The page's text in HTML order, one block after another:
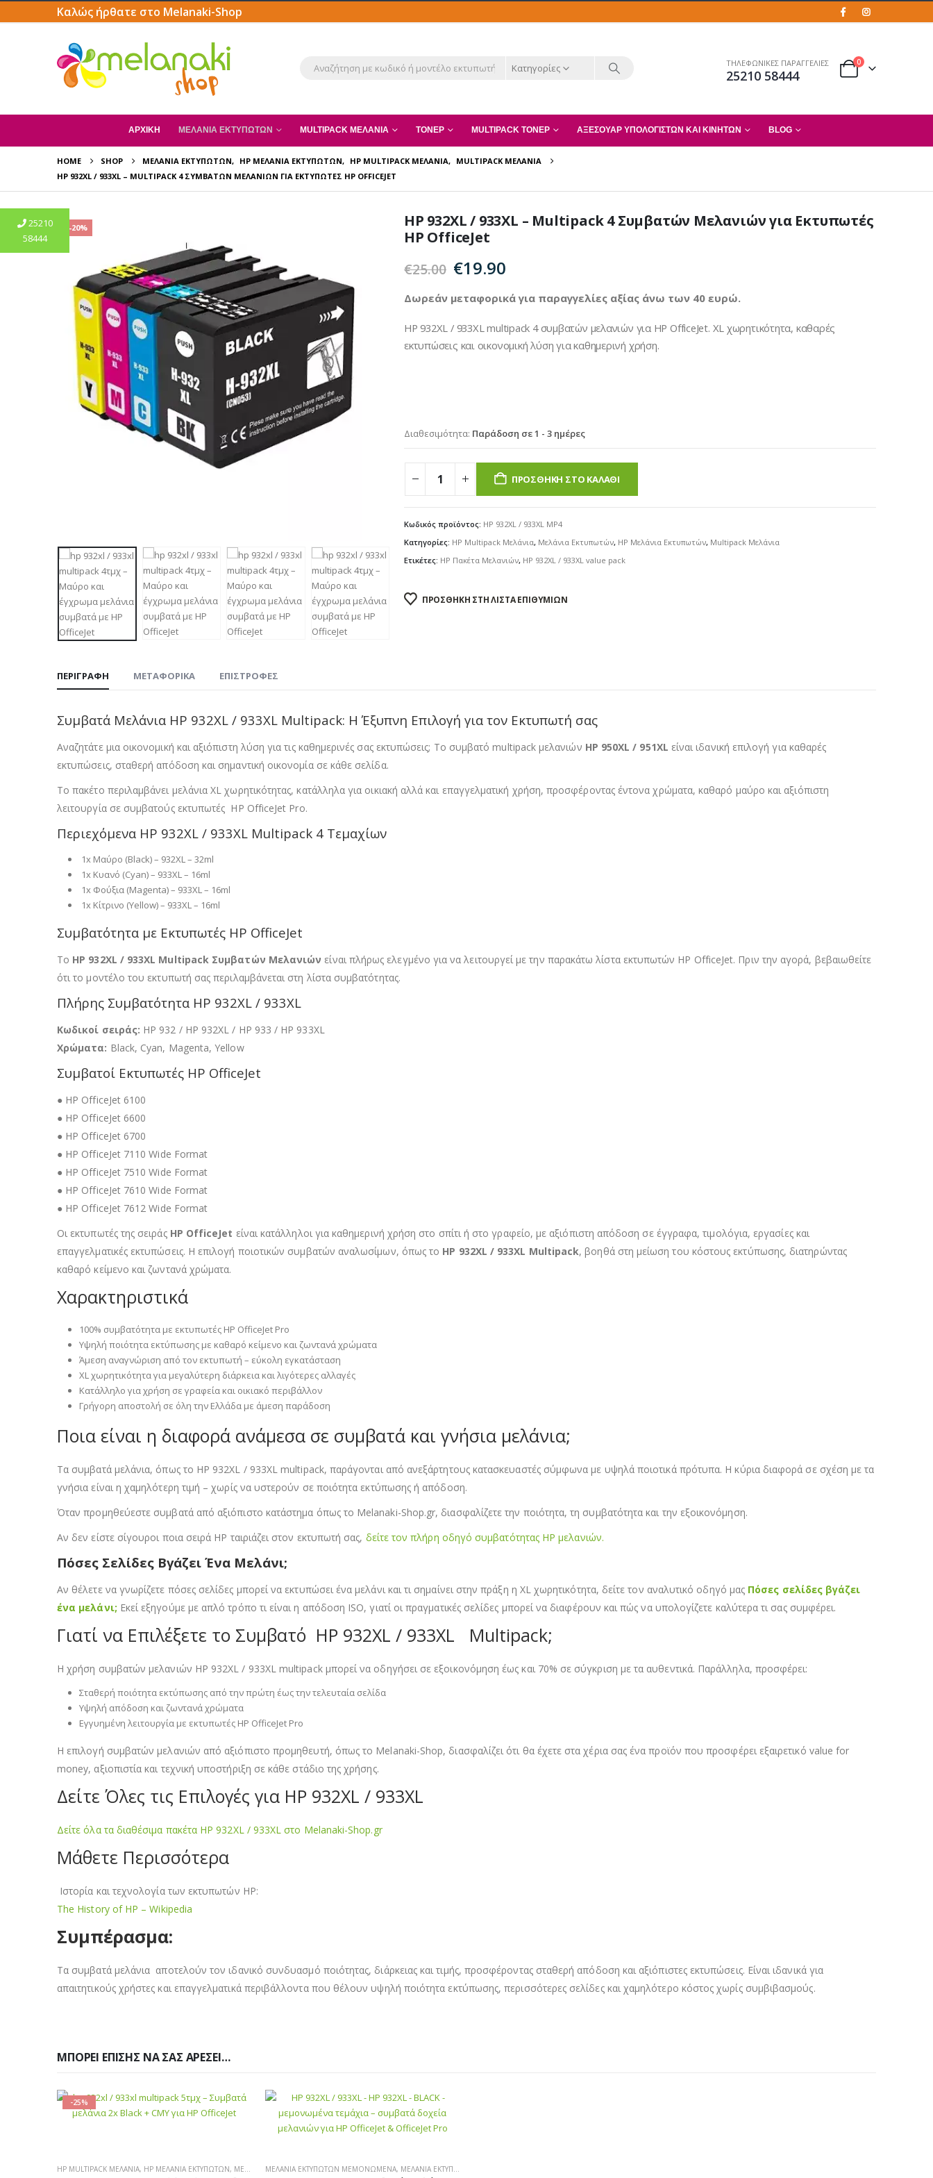
Καλώς ήρθατε στο Melanaki-Shop
Κατηγορίες ΤΗΛΕΦΩΝΙΚΕΣ ΠΑΡΑΓΓΕΛΙΕΣ
25210 58444
0
ΑΡΧΙΚΗ ΜΕΛΆΝΙΑ ΕΚΤΥΠΩΤΏΝ MULTIPACK ΜΕΛΆΝΙΑ ΤΌΝΕΡ MULTIPACK ΤΌΝΕΡ ΑΞΕΣΟΥΆΡ ΥΠΟΛΟΓΙΣΤΏΝ ΚΑΙ ΚΙΝΗΤΏΝ BLOG
HOME SHOP ΜΕΛΆΝΙΑ ΕΚΤΥΠΩΤΏΝ, HP ΜΕΛΆΝΙΑ ΕΚΤΥΠΩΤΏΝ, HP MULTIPACK ΜΕΛΆΝΙΑ, MULTIPACK ΜΕΛΆΝΙΑ
HP 932XL / 933XL – MULTIPACK 4 ΣΥΜΒΑΤΏΝ ΜΕΛΑΝΙΏΝ ΓΙΑ ΕΚΤΥΠΩΤΈΣ HP OFFICEJET
-20%
HP 932XL / 933XL – Multipack 4 Συμβατών Μελανιών για Εκτυπωτές
HP OfficeJet
€25.00 Original
was:
€19.90
τιμή
€19.90.
Δωρεάν μεταφορικά για παραγγελίες αξίας άνω των 40 ευρώ.
HP 932XL / 933XL multipack 4 συμβατών μελανιών για HP OfficeJet. XL χωρητικότητα, καθαρές
εκτυπώσεις και οικονομική λύση για καθημερινή χρήση.
Διαθεσιμότητα: Παράδοση σε 1 - 3 ημέρες
ΠΡΟΣΘΉΚΗ ΣΤΟ ΚΑΛΆΘΙ
Κωδικός προϊόντος: HP 932XL / 933XL MP4
Κατηγορίες: HP Multipack Μελάνια, Μελάνια Εκτυπωτών, HP Μελάνια Εκτυπωτών, Multipack Μελάνια
Ετικέτες: HP Πακέτα Μελανιών, HP 932XL / 933XL value pack
ΠΡΟΣΘΉΚΗ ΣΤΗ ΛΊΣΤΑ ΕΠΙΘΥΜΙΏΝ
ΠΕΡΙΓΡΑΦΉ ΜΕΤΑΦΟΡΙΚΆ ΕΠΙΣΤΡΟΦΈΣ
Συμβατά Μελάνια HP 932XL / 933XL Multipack: Η Έξυπνη Επιλογή για τον Εκτυπωτή σας
Αναζητάτε μια οικονομική και αξιόπιστη λύση για τις καθημερινές σας εκτυπώσεις; Το συμβατό multipack μελανιών HP 950XL / 951XL είναι ιδανική επιλογή για καθαρές
εκτυπώσεις, σταθερή απόδοση και σημαντική οικονομία σε κάθε σελίδα.
Το πακέτο περιλαμβάνει μελάνια XL χωρητικότητας, κατάλληλα για οικιακή αλλά και επαγγελματική χρήση, προσφέροντας έντονα χρώματα, καθαρό μαύρο και αξιόπιστη
λειτουργία σε συμβατούς εκτυπωτές HP OfficeJet Pro.
Περιεχόμενα HP 932XL / 933XL Multipack 4 Τεμαχίων
1x Μαύρο (Black) – 932XL – 32ml
1x Κυανό (Cyan) – 933XL – 16ml
1x Φούξια (Magenta) – 933XL – 16ml
1x Κίτρινο (Yellow) – 933XL – 16ml
Συμβατότητα με Εκτυπωτές HP OfficeJet
Το HP 932XL / 933XL Multipack Συμβατών Μελανιών είναι πλήρως ελεγμένο για να λειτουργεί με την παρακάτω λίστα εκτυπωτών HP OfficeJet. Πριν την αγορά, βεβαιωθείτε
ότι το μοντέλο του εκτυπωτή σας περιλαμβάνεται στη λίστα συμβατότητας.
Πλήρης Συμβατότητα HP 932XL / 933XL
Κωδικοί σειράς: HP 932 / HP 932XL / HP 933 / HP 933XL
Χρώματα: Black, Cyan, Magenta, Yellow
Συμβατοί Εκτυπωτές HP OfficeJet
● HP OfficeJet 6100
● HP OfficeJet 6600
● HP OfficeJet 6700
● HP OfficeJet 7110 Wide Format
● HP OfficeJet 7510 Wide Format
● HP OfficeJet 7610 Wide Format
● HP OfficeJet 7612 Wide Format
Οι εκτυπωτές της σειράς HP OfficeJet είναι κατάλληλοι για καθημερινή χρήση στο σπίτι ή στο γραφείο, με αξιόπιστη απόδοση σε έγγραφα, τιμολόγια, εργασίες και
επαγγελματικές εκτυπώσεις. Η επιλογή ποιοτικών συμβατών αναλωσίμων, όπως το HP 932XL / 933XL Multipack, βοηθά στη μείωση του κόστους εκτύπωσης, διατηρώντας
καθαρό κείμενο και ζωντανά χρώματα.
Χαρακτηριστικά
100% συμβατότητα με εκτυπωτές HP OfficeJet Pro
Υψηλή ποιότητα εκτύπωσης με καθαρό κείμενο και ζωντανά χρώματα
Άμεση αναγνώριση από τον εκτυπωτή – εύκολη εγκατάσταση
XL χωρητικότητα για μεγαλύτερη διάρκεια και λιγότερες αλλαγές
Κατάλληλο για χρήση σε γραφεία και οικιακό περιβάλλον
Γρήγορη αποστολή σε όλη την Ελλάδα με άμεση παράδοση
Ποια είναι η διαφορά ανάμεσα σε συμβατά και γνήσια μελάνια;
Τα συμβατά μελάνια, όπως το HP 932XL / 933XL multipack, παράγονται από ανεξάρτητους κατασκευαστές σύμφωνα με υψηλά ποιοτικά πρότυπα. Η κύρια διαφορά σε σχέση με τα
γνήσια είναι η χαμηλότερη τιμή – χωρίς να υστερούν σε ποιότητα εκτύπωσης ή απόδοση.
Όταν προμηθεύεστε συμβατά από αξιόπιστο κατάστημα όπως το Melanaki-Shop.gr, διασφαλίζετε την ποιότητα, τη συμβατότητα και την εξοικονόμηση.
Αν δεν είστε σίγουροι ποια σειρά HP ταιριάζει στον εκτυπωτή σας, δείτε τον πλήρη οδηγό συμβατότητας HP μελανιών.
Πόσες Σελίδες Βγάζει Ένα Μελάνι;
Αν θέλετε να γνωρίζετε πόσες σελίδες μπορεί να εκτυπώσει ένα μελάνι και τι σημαίνει στην πράξη η XL χωρητικότητα, δείτε τον αναλυτικό οδηγό μας Πόσες σελίδες βγάζει
ένα μελάνι; Εκεί εξηγούμε με απλό τρόπο τι είναι η απόδοση ISO, γιατί οι πραγματικές σελίδες μπορεί να διαφέρουν και πώς να υπολογίζετε καλύτερα τι σας συμφέρει.
Γιατί να Επιλέξετε το Συμβατό HP 932XL / 933XL Multipack;
Η χρήση συμβατών μελανιών HP 932XL / 933XL multipack μπορεί να οδηγήσει σε εξοικονόμηση έως και 70% σε σύγκριση με τα αυθεντικά. Παράλληλα, προσφέρει:
Σταθερή ποιότητα εκτύπωσης από την πρώτη έως την τελευταία σελίδα
Υψηλή απόδοση και ζωντανά χρώματα
Εγγυημένη λειτουργία με εκτυπωτές HP OfficeJet Pro
Η επιλογή συμβατών μελανιών από αξιόπιστο προμηθευτή, όπως το Melanaki-Shop, διασφαλίζει ότι θα έχετε στα χέρια σας ένα προϊόν που προσφέρει εξαιρετικό value for
money, αξιοπιστία και τεχνική υποστήριξη σε κάθε στάδιο της χρήσης.
Δείτε Όλες τις Επιλογές για HP 932XL / 933XL
Δείτε όλα τα διαθέσιμα πακέτα HP 932XL / 933XL στο Melanaki-Shop.gr
Μάθετε Περισσότερα
Ιστορία και τεχνολογία των εκτυπωτών HP:
The History of HP – Wikipedia
Συμπέρασμα:
Τα συμβατά μελάνια αποτελούν τον ιδανικό συνδυασμό ποιότητας, διάρκειας και τιμής, προσφέροντας σταθερή απόδοση και αξιόπιστες εκτυπώσεις. Είναι ιδανικά για
απαιτητικούς χρήστες και επαγγελματικά περιβάλλοντα που θέλουν υψηλή ποιότητα εκτύπωσης, περισσότερες σελίδες και χαμηλότερο κόστος χωρίς συμβιβασμούς.
ΜΠΟΡΕΊ ΕΠΊΣΗΣ ΝΑ ΣΑΣ ΑΡΈΣΕΙ…
-25%
HP MULTIPACK ΜΕΛΆΝΙΑ, HP ΜΕΛΆΝΙΑ ΕΚΤΥΠΩΤΏΝ, ΜΕΛΆΝΙΑ ΕΚΤΥΠΩΤΏΝ ,MULTIPACK ΜΕΛΆΝΙΑ
ΜΕΛΆΝΙΑ ΕΚΤΥΠΩΤΏΝ ΜΕΜΟΝΩΜΈΝΑ, ΜΕΛΆΝΙΑ ΕΚΤΥΠΩΤΏΝ
25210
58444